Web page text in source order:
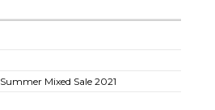
Mixed Sale 2021